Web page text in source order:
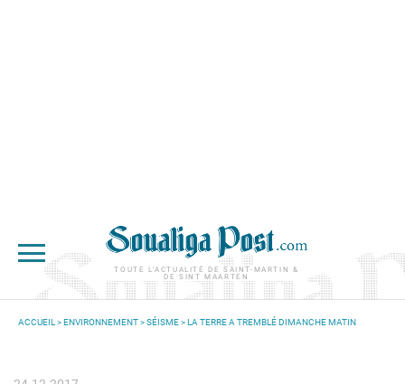
TOUTE L'ACTUALITÉ DE SAINT-MARTIN &
DE SINT MAARTEN
ACCUEIL >ENVIRONNEMENT>SÉISME> LA TERRE A TREMBLÉ DIMANCHE MATIN